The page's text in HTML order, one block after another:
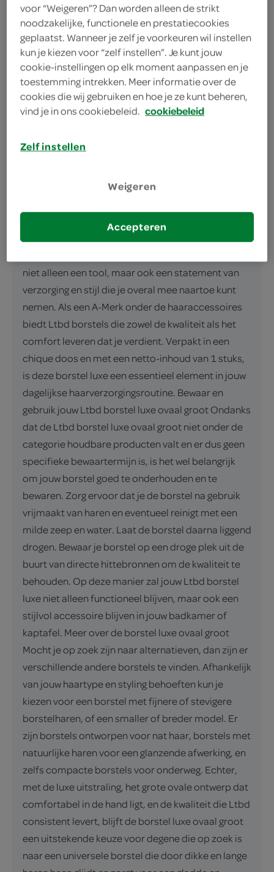
A-merk kwaliteitsborstel
Groot en luxe ontwerp
Verpakt in elegante doos
Ontwart & Styleert met de Ltbd borstel luxe ovaal
oplossing om je haar moeiteloos te ontwarren en te
niet alleen een tool, maar ook een statement van
verzorging en stijl die je overal mee naartoe kunt
nemen. Als een A-Merk onder de haaraccessoires
biedt Ltbd borstels die zowel de kwaliteit als het
comfort leveren dat je verdient. Verpakt in een
chique doos en met een netto-inhoud van 1 stuks,
is deze borstel luxe een essentieel element in jouw
dagelijkse haarverzorgingsroutine. Bewaar en
gebruik jouw Ltbd borstel luxe ovaal groot Ondanks
dat de Ltbd borstel luxe ovaal groot niet onder de
categorie houdbare producten valt en er dus geen
specifieke bewaartermijn is, is het wel belangrijk
om jouw borstel goed te onderhouden en te
bewaren. Zorg ervoor dat je de borstel na gebruik
vrijmaakt van haren en eventueel reinigt met een
milde zeep en water. Laat de borstel daarna liggend
drogen. Bewaar je borstel op een droge plek uit de
buurt van directe hittebronnen om de kwaliteit te
behouden. Op deze manier zal jouw Ltbd borstel
luxe niet alleen functioneel blijven, maar ook een
stijlvol accessoire blijven in jouw badkamer of
kaptafel. Meer over de borstel luxe ovaal groot
Mocht je op zoek zijn naar alternatieven, dan zijn er
verschillende andere borstels te vinden. Afhankelijk
van jouw haartype en styling behoeften kun je
kiezen voor een borstel met fijnere of stevigere
borstelharen, of een smaller of breder model. Er
zijn borstels ontworpen voor nat haar, borstels met
natuurlijke haren voor een glanzende afwerking, en
zelfs compacte borstels voor onderweg. Echter,
met de luxe uitstraling, het grote ovale ontwerp dat
comfortabel in de hand ligt, en de kwaliteit die Ltbd
consistent levert, blijft de borstel luxe ovaal groot
een uitstekende keuze voor degene die op zoek is
naar een universele borstel die door dikke en lange
voor “Weigeren”? Dan worden alleen de strikt
noodzakelijke, functionele en prestatiecookies
geplaatst. Wanneer je zelf je voorkeuren wil instellen
kun je kiezen voor “zelf instellen”. Je kunt jouw
cookie-instellingen op elk moment aanpassen en je
toestemming intrekken. Meer informatie over de
cookies die wij gebruiken en hoe je ze kunt beheren,
vind je in ons cookiebeleid. cookiebeleid
Zelf instellen
Weigeren
Accepteren